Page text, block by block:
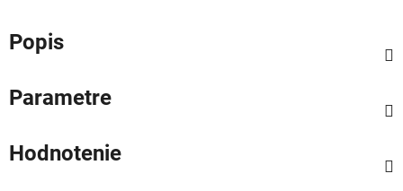
Popis
Parametre
Hodnotenie